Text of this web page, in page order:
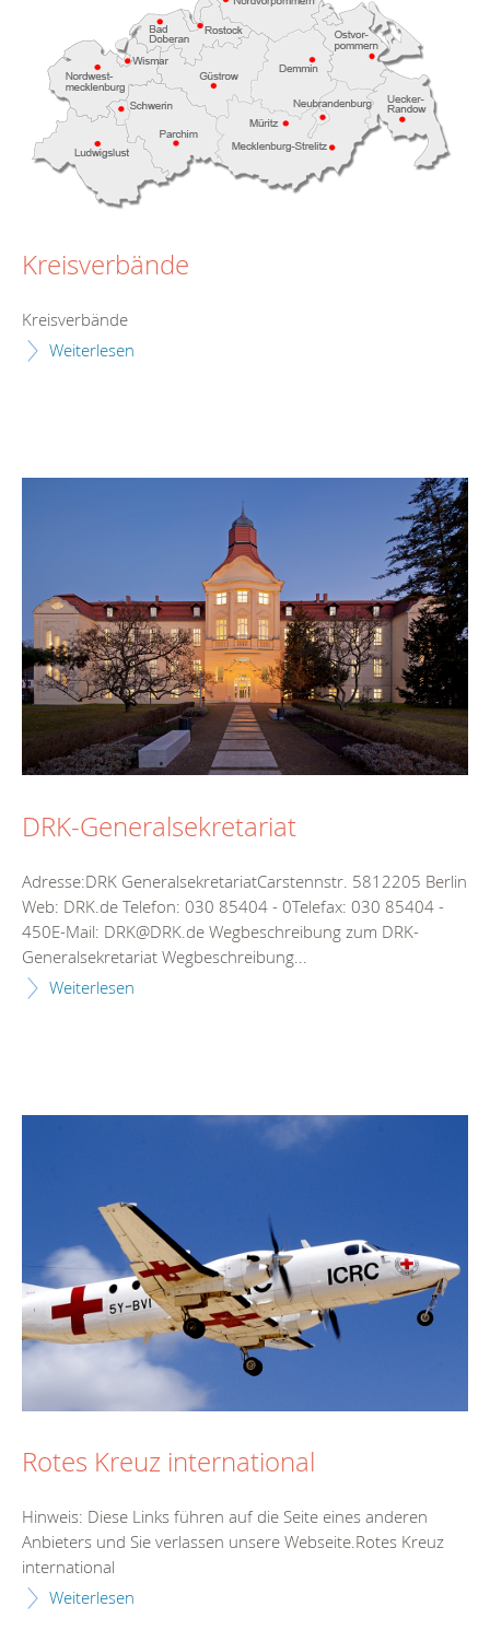
Kreisverbände
Kreisverbände
Weiterlesen
DRK-Generalsekretariat
Adresse:DRK GeneralsekretariatCarstennstr. 5812205 Berlin
Web: DRK.de Telefon: 030 85404 - 0Telefax: 030 85404 -
450E-Mail: DRK@DRK.de Wegbeschreibung zum DRK-
Generalsekretariat Wegbeschreibung...
Weiterlesen
Rotes Kreuz international
Hinweis: Diese Links führen auf die Seite eines anderen
Anbieters und Sie verlassen unsere Webseite.Rotes Kreuz
international
Weiterlesen